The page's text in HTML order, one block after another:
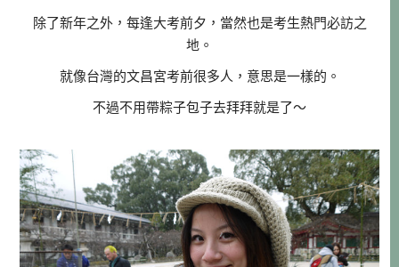
除了新年之外，每逢大考前夕，當然也是考生熱門必訪之
地。
就像台灣的文昌宮考前很多人，意思是一樣的。
不過不用帶粽子包子去拜拜就是了～